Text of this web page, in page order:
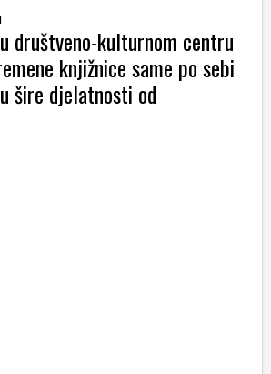
društveno-kulturnom centru
knjižnice same po sebi
šire djelatnosti od